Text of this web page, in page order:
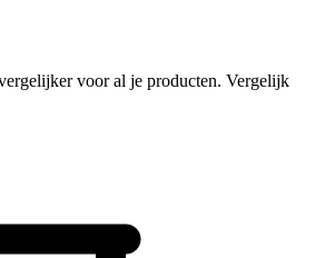
voor al je producten. Vergelijk